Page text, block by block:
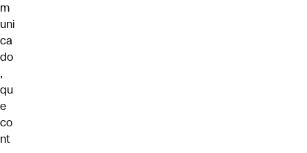
m
uni
ca
do
,
qu
e
co
nt